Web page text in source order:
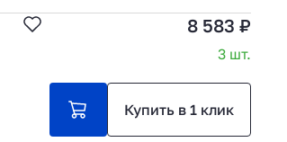
8 583 ₽
3 шт.
Купить в 1 клик